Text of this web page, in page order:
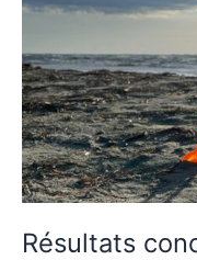
Résultats
photo